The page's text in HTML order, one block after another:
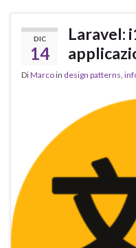
DIC
14
Laravel:
DiMarcoin design patterns,